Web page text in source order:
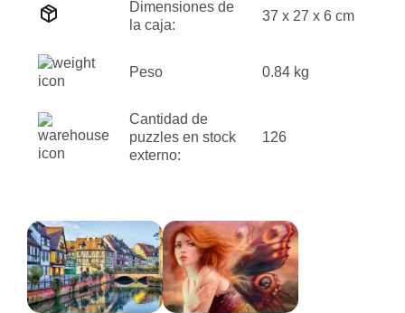
Dimensiones de
la caja:
37 x 27 x 6 cm
Peso 0.84 kg
Cantidad de
puzzles en stock
externo:
126